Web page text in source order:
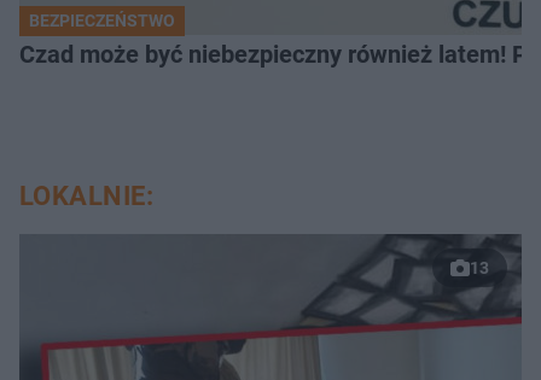
BEZPIECZEŃSTWO
Czad może być niebezpieczny również latem!
LOKALNIE:
13